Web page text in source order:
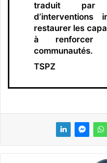
traduit par
d’interventions
restaurer les
à renforcer
communautés.
TSPZ